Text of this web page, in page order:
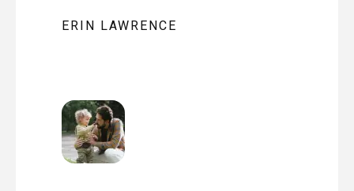
ERIN LAWRENCE